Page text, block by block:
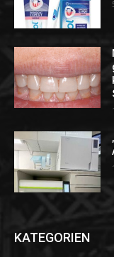
KATEGORIEN